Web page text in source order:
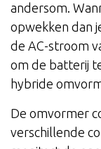
andersom.
opwekken dan
de AC-stroom
om de batterij
hybride
De omvormer
verschillende